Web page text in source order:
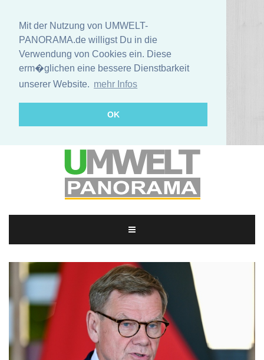
Mit der Nutzung von UMWELT-
PANORAMA.de willigst Du in die
Verwendung von Cookies ein. Diese
erm�glichen eine bessere Dienstbarkeit
unserer Website. mehr Infos
OK